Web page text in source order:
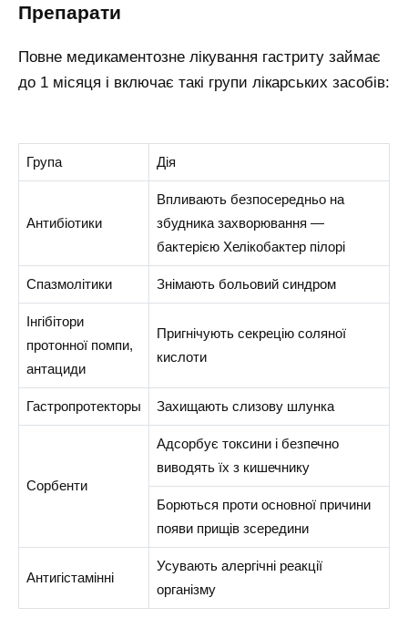
препарати
Повне медикаментозне лікування гастриту займає
до 1 місяця і включає такі групи лікарських засобів:
Група Дія
Антибіотики
Впливають безпосередньо на
збудника захворювання —
бактерією Хелікобактер пілорі
Спазмолітики Знімають больовий синдром
Інгібітори
протонної помпи,
антациди
Пригнічують секрецію соляної
кислоти
Гастропротекторы Захищають слизову шлунка
Сорбенти
Адсорбує токсини і безпечно
виводять їх з кишечнику
Борються проти основної причини
появи прищів зсередини
Антигістамінні
Усувають алергічні реакції
організму